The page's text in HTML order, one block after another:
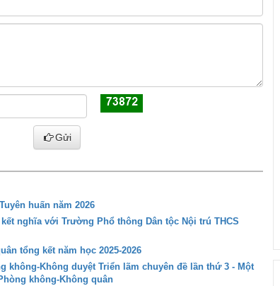
Gửi
huấn năm 2026
nghĩa với Trường Phổ thông Dân tộc Nội trú THCS
tổng kết năm học 2025-2026
không-Không duyệt Triển lãm chuyên đề lần thứ 3 - Một
không-Không quân